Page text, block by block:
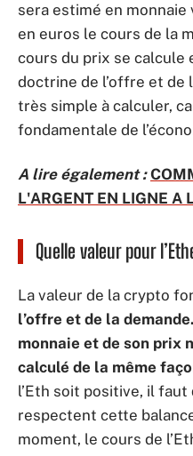
sera estimé en
en euros le cours de la
cours du prix se calcule
doctrine de l’offre et de
très simple à calculer,
fondamentale de
A lire également :
L'ARGENT EN LIGNE A
Quelle valeur pour
La valeur de la crypto
l’offre et de la
monnaie et de son prix
calculé de la même
l’Eth soit positive, il
respectent cette
moment, le cours de